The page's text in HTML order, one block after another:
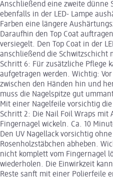
Anschließend eine zweite dünne
ebenfalls in der LED- Lampe
Farben eine längere
Daraufhin den Top Coat
versiegelt. Den Top Coat in der
anschließend die Schwitzschicht
Schritt 6: Für zusätzliche Pflege
aufgetragen werden. Wichtig:
zwischen den Händen hin und
muss die Nagelspitze gut
Mit einer Nagelfeile vorsichtig
Schritt 2: Die Nail Foil Wraps mit
Fingernagel wickeln. Ca. 10
Den UV Nagellack vorsichtig
Rosenholzstäbchen abheben.
nicht komplett vom Fingernagel
wiederholen. Die Einwirkzeit
Reste sanft mit einer Polierfeile